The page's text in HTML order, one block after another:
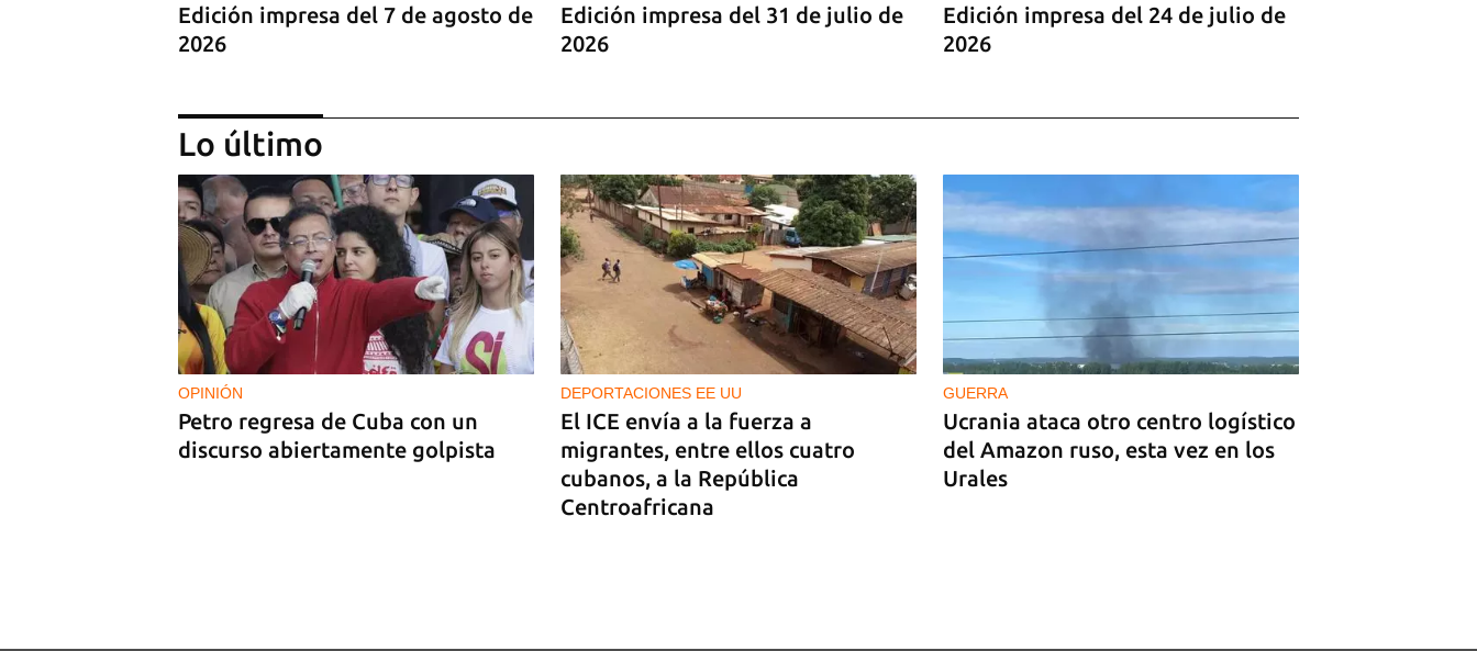
Edición impresa del 7 de agosto de
2026
Edición impresa del 31 de julio de
2026
Edición impresa del 24 de julio de
2026
14YMEDIO
Edición impresa del 17 de julio de
2026
Lo último
OPINIÓN
Petro regresa de Cuba con un
discurso abiertamente golpista
DEPORTACIONES EE UU
El ICE envía a la fuerza a
migrantes, entre ellos cuatro
cubanos, a la República
Centroafricana
GUERRA
Ucrania ataca otro centro logístico
del Amazon ruso, esta vez en los
Urales